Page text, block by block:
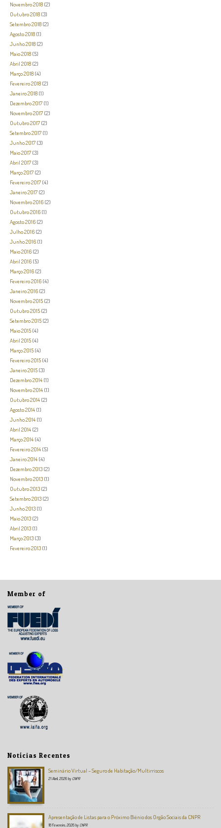
Novembro 2018 (2)
Outubro 2018 (3)
Setembro 2018 (2)
Agosto 2018 (1)
Junho 2018 (2)
Maio 2018 (5)
Abril 2018 (2)
Março 2018 (4)
Fevereiro 2018 (2)
Janeiro 2018 (1)
Dezembro 2017 (1)
Novembro 2017 (2)
Outubro 2017 (2)
Setembro 2017 (1)
Junho 2017 (3)
Maio 2017 (3)
Abril 2017 (3)
Março 2017 (2)
Fevereiro 2017 (4)
Janeiro 2017 (2)
Novembro 2016 (2)
Outubro 2016 (1)
Agosto 2016 (2)
Julho 2016 (2)
Junho 2016 (1)
Maio 2016 (2)
Abril 2016 (5)
Março 2016 (2)
Fevereiro 2016 (4)
Janeiro 2016 (2)
Novembro 2015 (2)
Outubro 2015 (2)
Setembro 2015 (2)
Maio 2015 (4)
Abril 2015 (4)
Março 2015 (4)
Fevereiro 2015 (4)
Janeiro 2015 (3)
Dezembro 2014 (1)
Novembro 2014 (1)
Outubro 2014 (2)
Agosto 2014 (1)
Junho 2014 (1)
Abril 2014 (2)
Março 2014 (4)
Fevereiro 2014 (5)
Janeiro 2014 (4)
Dezembro 2013 (2)
Novembro 2013 (1)
Outubro 2013 (2)
Setembro 2013 (2)
Junho 2013 (1)
Maio 2013 (2)
Abril 2013 (1)
Março 2013 (3)
Fevereiro 2013 (1)
Member of
Notícias Recentes
Seminário Virtual – Seguro de Habitação/Multirriscos
21 Abril, 2026 by CNPR
Apresentação de Listas para o Próximo Biénio dos Orgão Sociais da CNPR
18 Fevereiro, 2026 by CNPR